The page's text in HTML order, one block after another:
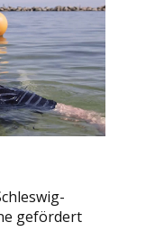
gefördert